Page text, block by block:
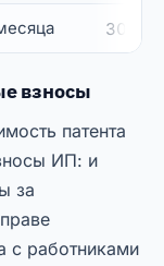
30
взносы
патента
ИП: и
за
с работниками